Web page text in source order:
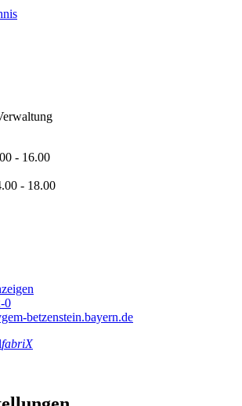
- 16.00
- 18.00
0
betzenstein.bayern.de
fabriX